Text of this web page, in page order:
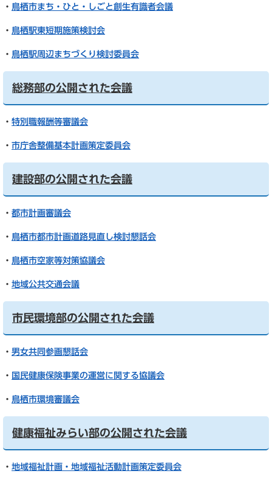
・ 鳥栖市まち・ひと・しごと創生有識者会議
・ 鳥栖駅東短期施策検討会
・ 鳥栖駅周辺まちづくり検討委員会
総務部の公開された会議
・ 特別職報酬等審議会
・ 市庁舎整備基本計画策定委員会
建設部の公開された会議
・ 都市計画審議会
・ 鳥栖市都市計画道路見直し検討懇話会
・ 鳥栖市空家等対策協議会
・ 地域公共交通会議
市民環境部の公開された会議
・ 男女共同参画懇話会
・ 国民健康保険事業の運営に関する協議会
・ 鳥栖市環境審議会
健康福祉みらい部の公開された会議
・ 地域福祉計画・地域福祉活動計画策定委員会